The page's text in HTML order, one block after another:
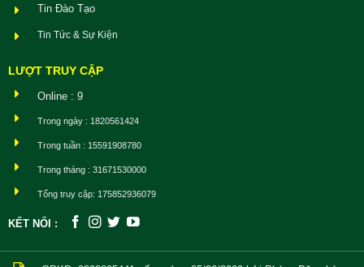
Tin Đào Tạo
Tin Tức & Sự Kiện
LƯỢT TRUY CẬP
Online : 9
Trong ngày : 1820561424
Trong tuần : 15591908780
Trong tháng : 31671530000
Tổng truy cập: 175852936079
KẾT NỐI :